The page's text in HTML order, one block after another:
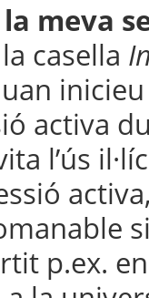
meva
casella
inicieu
activa
l’ús
p.ex.